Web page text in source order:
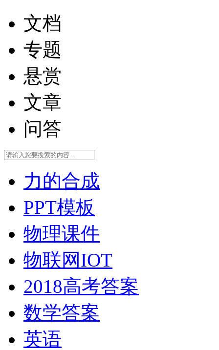
文档
专题
悬赏
文章
问答
力的合成
PPT模板
物理课件
物联网IOT
2018高考答案
数学答案
英语